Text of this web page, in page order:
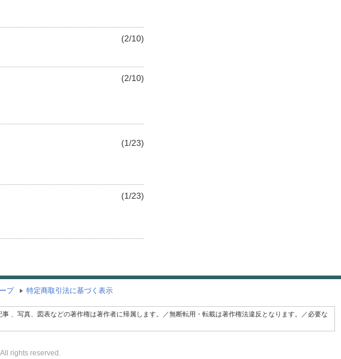
(2/10)
(2/10)
(1/23)
(1/23)
プ 特定商取引法に基づく表示
、写真、図表などの著作権は著作者に帰属します。／無断転用・転載は著作権法違反となります。／必要な
rights reserved.